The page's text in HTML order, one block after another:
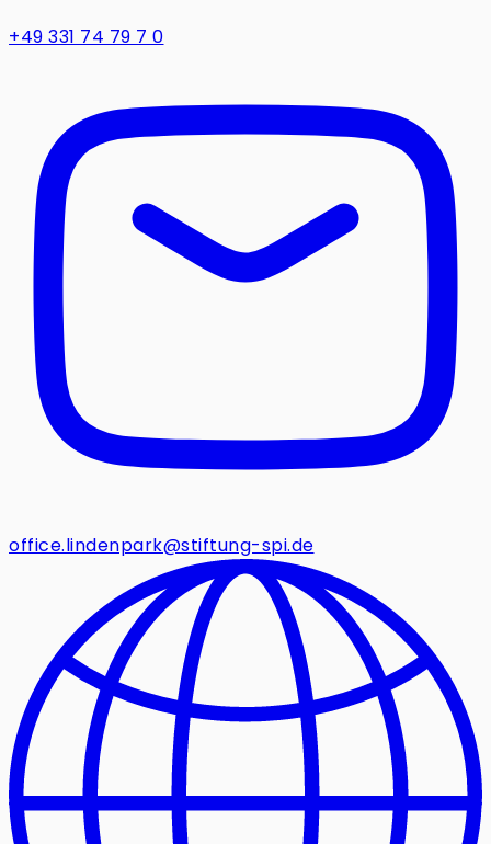
+49 331 74 79 7 0
office.lindenpark@stiftung-spi.de